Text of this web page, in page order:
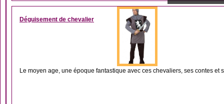
Déguisement de chevalier
Le moyen age, une époque fantastique avec ces chevaliers, ses contes et